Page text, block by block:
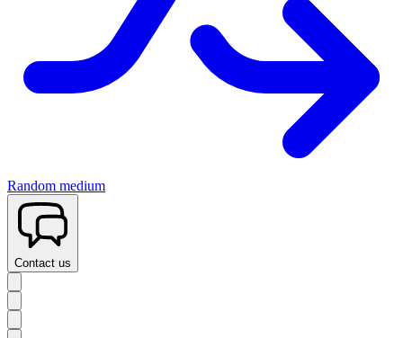
Random medium
Contact us